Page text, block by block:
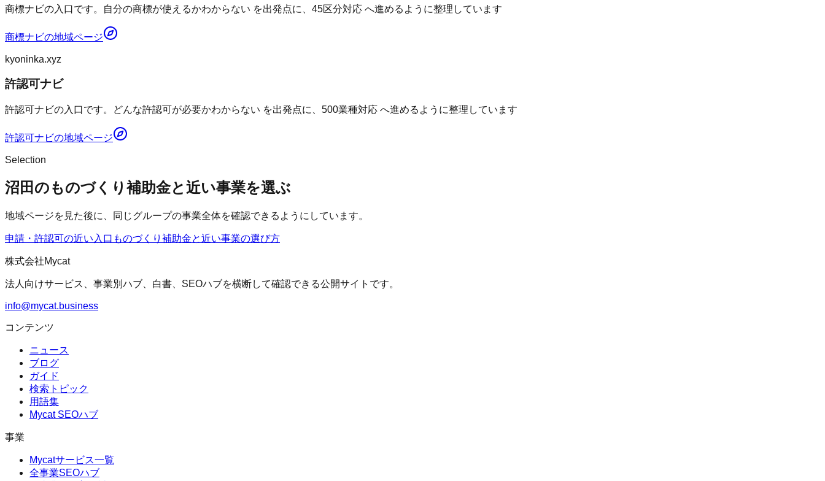
商標ナビの入口です。自分の商標が使えるかわからない を出発点に、45区分対応 へ進めるように整理しています
商標ナビの地域ページ
kyoninka.xyz
許認可ナビ
許認可ナビの入口です。どんな許認可が必要かわからない を出発点に、500業種対応 へ進めるように整理しています
許認可ナビの地域ページ
Selection
沼田のものづくり補助金と近い事業を選ぶ
地域ページを見た後に、同じグループの事業全体を確認できるようにしています。
申請・許認可の近い入口 ものづくり補助金と近い事業の選び方
株式会社Mycat
法人向けサービス、事業別ハブ、白書、SEOハブを横断して確認できる公開サイトです。
info@mycat.business
コンテンツ
ニュース
ブログ
ガイド
検索トピック
用語集
Mycat SEOハブ
事業
Mycatサービス一覧
全事業SEOハブ